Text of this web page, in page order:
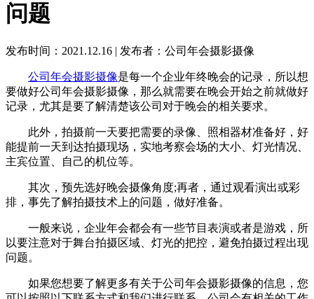
问题
发布时间：2021.12.16 | 发布者：公司年会摄影摄像
公司年会摄影摄像是每一个企业年终晚会的记录，所以想
要做好公司年会摄影摄像，那么就需要在晚会开始之前就做好
记录，尤其是要了解清楚该公司对于晚会的相关要求。
此外，拍摄前一天要把需要的录像、照相器材准备好，好
能提前一天到达拍摄现场，实地考察会场的大小、灯光情况、
主宾位置、自己的机位等。
其次，预先选好晚会摄像角度;再者，通过观看演出或彩
排，事先了解拍摄技术上的问题，做好准备。
一般来说，企业年会都会有一些节目表演或者是游戏，所
以要注意对于舞台拍摄区域、灯光的把控，避免拍摄过程出现
问题。
如果您想要了解更多有关于公司年会摄影摄像的信息，您